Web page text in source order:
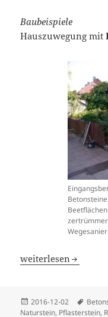
Baubeispiele
Hauszuwegung mit
Wegebau
weiterlesen
Veröffentlicht
am
2016-12-02
Naturstein, Pflasterstein,